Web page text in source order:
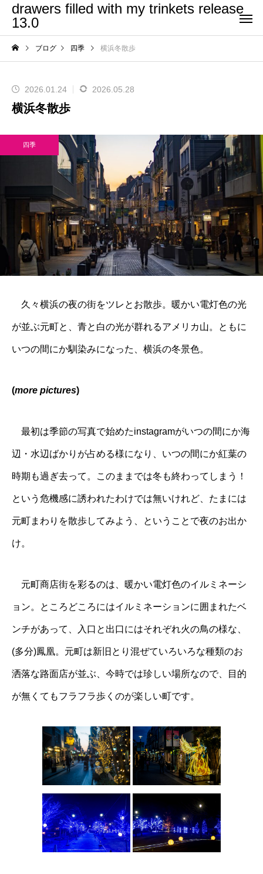
drawers filled with my trinkets release
13.0
ブログ 四季 横浜冬散歩
2026.01.24 2026.05.28
横浜冬散歩
四季
久々横浜の夜の街をツレとお散歩。暖かい電灯色の光
が並ぶ元町と、青と白の光が群れるアメリカ山。ともに
いつの間にか馴染みになった、横浜の冬景色。
(more pictures)
最初は季節の写真で始めたinstagramがいつの間にか海
辺・水辺ばかりが占める様になり、いつの間にか紅葉の
時期も過ぎ去って。このままでは冬も終わってしまう！
という危機感に誘われたわけでは無いけれど、たまには
元町まわりを散歩してみよう、ということで夜のお出か
け。
元町商店街を彩るのは、暖かい電灯色のイルミネーシ
ョン。ところどころにはイルミネーションに囲まれたベ
ンチがあって、入口と出口にはそれぞれ火の鳥の様な、
(多分)鳳凰。元町は新旧とり混ぜていろいろな種類のお
洒落な路面店が並ぶ、今時では珍しい場所なので、目的
が無くてもフラフラ歩くのが楽しい町です。